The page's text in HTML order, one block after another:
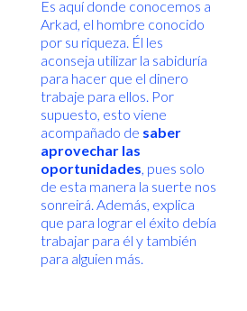
Es aquí donde conocemos a
Arkad, el hombre conocido
por su riqueza. Él les
aconseja utilizar la sabiduría
para hacer que el dinero
trabaje para ellos. Por
supuesto, esto viene
acompañado de saber
aprovechar las
oportunidades , pues solo
de esta manera la suerte nos
sonreirá. Además, explica
que para lograr el éxito debía
trabajar para él y también
para alguien más.